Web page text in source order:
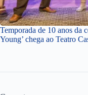
Temporada de 10 anos da
Young’ chega ao Teatro